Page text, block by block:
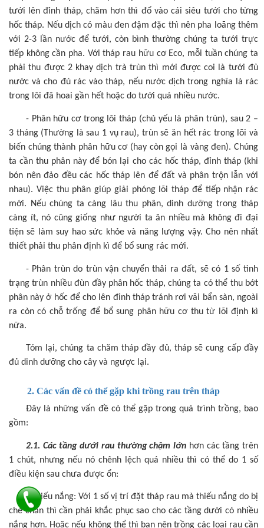
tưới lên đỉnh tháp, chăm hơn thì đổ vào cái siêu tưới cho từng
hốc tháp. Nếu dịch có màu đen đậm đặc thì nên pha loãng thêm
với 2-3 lần nước để tưới, còn bình thường chúng ta tưới trực
tiếp không cần pha. Với tháp rau hữu cơ Eco, mỗi tuần chúng ta
phải thu được 2 khay dịch trà trùn thì mới được coi là tưới đủ
nước và cho đủ rác vào tháp, nếu nước dịch trong nghĩa là rác
trong lõi đã hoai gần hết hoặc do tưới quá nhiều nước.
- Phân hữu cơ trong lõi tháp (chủ yếu là phân trùn), sau 2 –
3 tháng (Thường là sau 1 vụ rau), trùn sẽ ăn hết rác trong lõi và
biến chúng thành phân hữu cơ (hay còn gọi là vàng đen). Chúng
ta cần thu phân này để bón lại cho các hốc tháp, đỉnh tháp (khi
bón nên đảo đều các hốc tháp lên để đất và phân trộn lẫn với
nhau). Việc thu phân giúp giải phóng lõi tháp để tiếp nhận rác
mới. Nếu chúng ta càng lâu thu phân, dinh dưỡng trong tháp
càng ít, nó cũng giống như người ta ăn nhiều mà không đi đại
tiện sẽ làm suy hao sức khỏe và năng lượng vậy. Cho nên nhất
thiết phải thu phân định kì để bổ sung rác mới.
- Phân trùn do trùn vận chuyển thải ra đất, sẽ có 1 số tình
trạng trùn nhiều đùn đầy phân hốc tháp, chúng ta có thể thu bớt
phân này ở hốc để cho lên đỉnh tháp tránh rơi vãi bẩn sàn, ngoài
ra còn có chỗ trống để bổ sung phân hữu cơ thu từ lõi định kì
nữa.
Tóm lại, chúng ta chăm tháp đầy đủ, tháp sẽ cung cấp đầy
đủ dinh dưỡng cho cây và ngược lại.
2. Các vấn đề có thể gặp khi trồng rau trên tháp
Đây là những vấn đề có thể gặp trong quá trình trồng, bao
gồm:
2.1. Các tầng dưới rau thường chậm lớn hơn các tầng trên
1 chút, nhưng nếu nó chênh lệch quá nhiều thì có thể do 1 số
điều kiện sau chưa được ổn:
- Thiếu nắng: Với 1 số vị trí đặt tháp rau mà thiếu nắng do bị
che chắn thì cần phải khắc phục sao cho các tầng dưới có nhiều
nắng hơn. Hoặc nếu không thể thì bạn nên trồng các loại rau cần